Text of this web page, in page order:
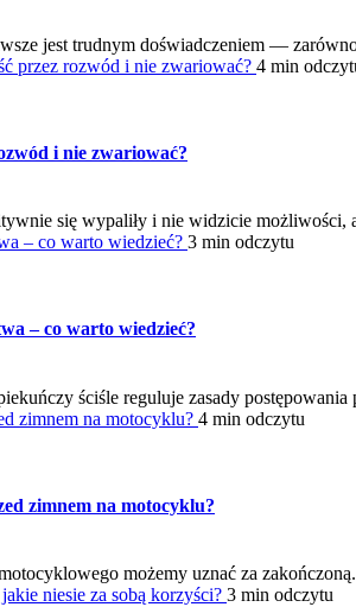
jest trudnym doświadczeniem —
przez rozwód i nie zwariować? 4 min
i nie zwariować?
się wypaliły i nie widzicie możliwości,
– co warto wiedzieć? 3 min odczytu
– co warto wiedzieć?
ściśle reguluje zasady
zimnem na motocyklu? 4 min odczytu
zimnem na motocyklu?
możemy uznać za
niesie za sobą korzyści? 3 min odczytu